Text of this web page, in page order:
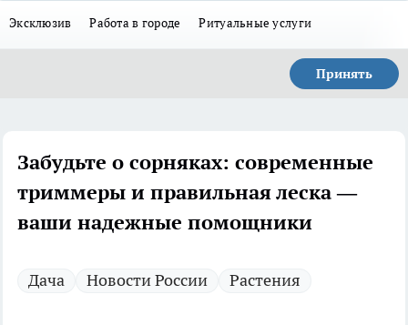
Эксклюзив Работа в городе Ритуальные услуги
Принять
Забудьте о сорняках: современные
триммеры и правильная леска —
ваши надежные помощники
Дача Новости России Растения